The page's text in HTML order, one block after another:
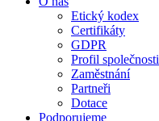
Etický kodex
Certifikáty
GDPR
Profil společnosti
Zaměstnání
Partneři
Dotace
Podporujeme